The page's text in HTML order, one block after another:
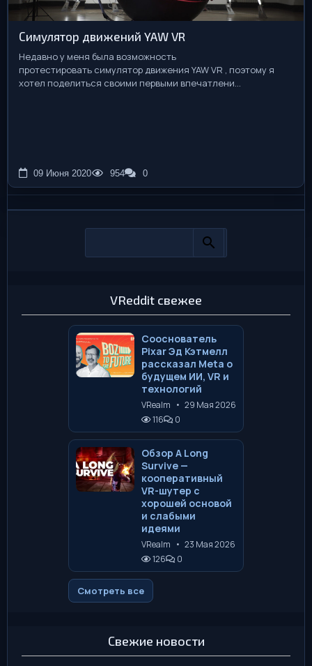
Симулятор движений YAW VR
Недавно у меня была возможность
протестировать симулятор движения YAW VR , поэтому я
хотел поделиться своими первыми впечатлени...
09 Июня 2020 954 0
VReddit свежее
Сооснователь
Pixar Эд Кэтмелл
рассказал Meta о
будущем ИИ, VR и
технологий
VRealm • 29 Мая 2026
116
0
Обзор A Long
Survive —
кооперативный
VR-шутер с
хорошей основой
и слабыми
идеями
VRealm • 23 Мая 2026
126
0
Смотреть все
Свежие новости